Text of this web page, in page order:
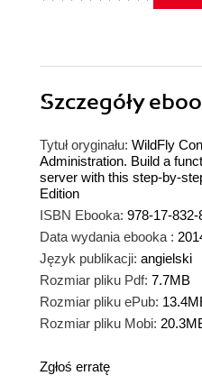
Szczegóły
Tytuł oryginału: WildFly
Administration. Build a
server with this step-by-
Edition
ISBN Ebooka: 978-17-
Data wydania ebooka :
Język publikacji: angielski
Rozmiar pliku Pdf: 7.7MB
Rozmiar pliku ePub:
Rozmiar pliku Mobi:
Zgłoś erratę